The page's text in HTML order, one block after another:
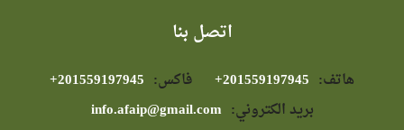
اتصل بنا
هاتف: فاكس:
بريد الكتروني: info.afaip@gmail.com